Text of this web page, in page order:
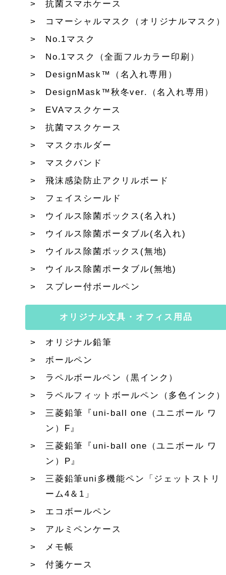
抗菌スマホケース
コマーシャルマスク（オリジナルマスク）
No.1マスク
No.1マスク（全面フルカラー印刷）
DesignMask™（名入れ専用）
DesignMask™秋冬ver.（名入れ専用）
EVAマスクケース
抗菌マスクケース
マスクホルダー
マスクバンド
飛沫感染防止アクリルボード
フェイスシールド
ウイルス除菌ボックス(名入れ)
ウイルス除菌ポータブル(名入れ)
ウイルス除菌ボックス(無地)
ウイルス除菌ポータブル(無地)
スプレー付ボールペン
オリジナル文具・オフィス用品
オリジナル鉛筆
ボールペン
ラペルボールペン（黒インク）
ラペルフィットボールペン（多色インク）
三菱鉛筆『uni-ball one（ユニボール ワ
ン）F』
三菱鉛筆『uni-ball one（ユニボール ワ
ン）P』
三菱鉛筆uni多機能ペン「ジェットストリ
ーム4＆1」
エコボールペン
アルミペンケース
メモ帳
付箋ケース